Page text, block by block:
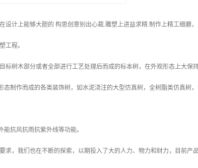
设计上能够大胆的 构思创意别出心裁.雕塑上进益求精.制作上精工细磨
工程。
标树木部分或者全部进行工艺处理后而成的标本树，在外观形态上大保
态制作而成的各类装饰树，如水泥浇注的大型仿真树，全树脂类仿真树
抗风抗雨抗紫外线等功能。
求，我们也在不断的探索，以期投入了大的人力、物力和财力，目前产